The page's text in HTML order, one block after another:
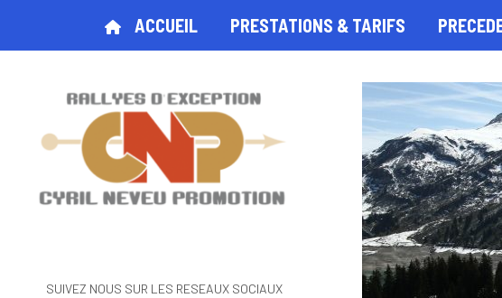
ACCUEIL PRESTATIONS & TARIFS
SUIVEZ NOUS SUR LES RESEAUX SOCIAUX